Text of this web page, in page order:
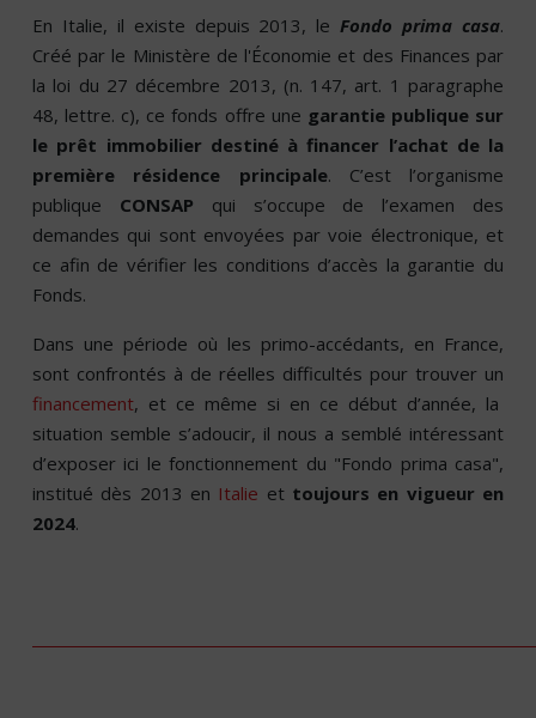
En Italie, il existe depuis 2013, leFondo prima casa.
Créé par le Ministère de l'Économie et des Finances par
la loi du 27 décembre 2013, (n. 147, art. 1 paragraphe
48, lettre. c), ce fonds offre une garantie publique sur
le prêt immobilier destiné à financer l’achat de la
première résidence principale. C’est l’organisme
publique CONSAP qui s’occupe de l’examen des
demandes qui sont envoyées par voie électronique, et
ce afin de vérifier les conditions d’accès la garantie du
Fonds.
Dans une période où les primo-accédants, en France,
sont confrontés à de réelles difficultés pour trouver un
financement, et ce même si en ce début d’année, la
situation semble s’adoucir, il nous a semblé intéressant
d’exposer ici le fonctionnement du "Fondo prima casa",
institué dès 2013 en Italie et toujours en vigueur en
2024.